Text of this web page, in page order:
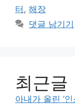
터 , 해장
댓글 남기기
최근글
아내가 올린 ‘